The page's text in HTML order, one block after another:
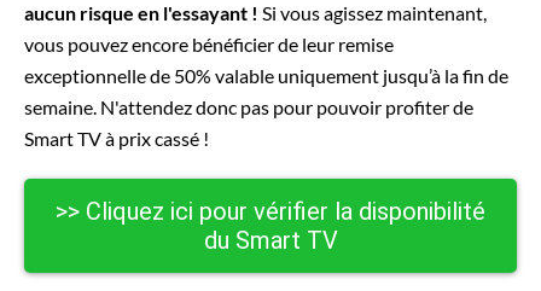
aucun risque en l'essayant ! Si vous agissez maintenant,
vous pouvez encore bénéficier de leur remise
exceptionnelle de 50% valable uniquement jusqu’à la fin de
semaine. N'attendez donc pas pour pouvoir profiter de
Smart TV à prix cassé !
>> Cliquez ici pour vérifier la disponibilité
du Smart TV